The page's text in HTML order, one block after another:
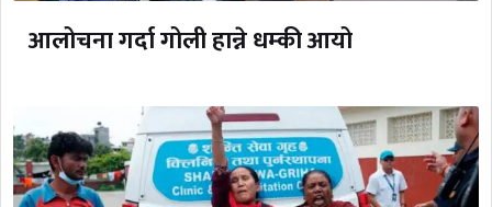
आलोचना गर्दा गोली हान्ने धम्की आयो